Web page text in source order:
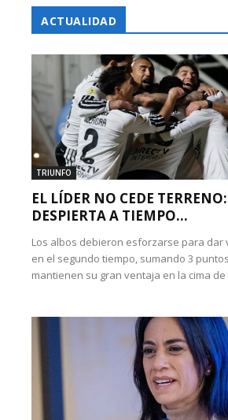
ACTUALIDAD
TRIUNFO
EL LÍDER NO CEDE
DESPIERTA A TIEMPO...
Los albos debieron esforzarse para dar
en el segundo tiempo, sumando 3
mantienen su gran ventaja en la cima de